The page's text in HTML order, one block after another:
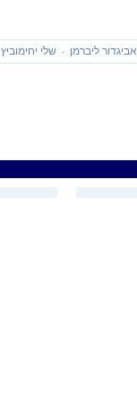
אביגדור ליברמן שלי יחימוביץ